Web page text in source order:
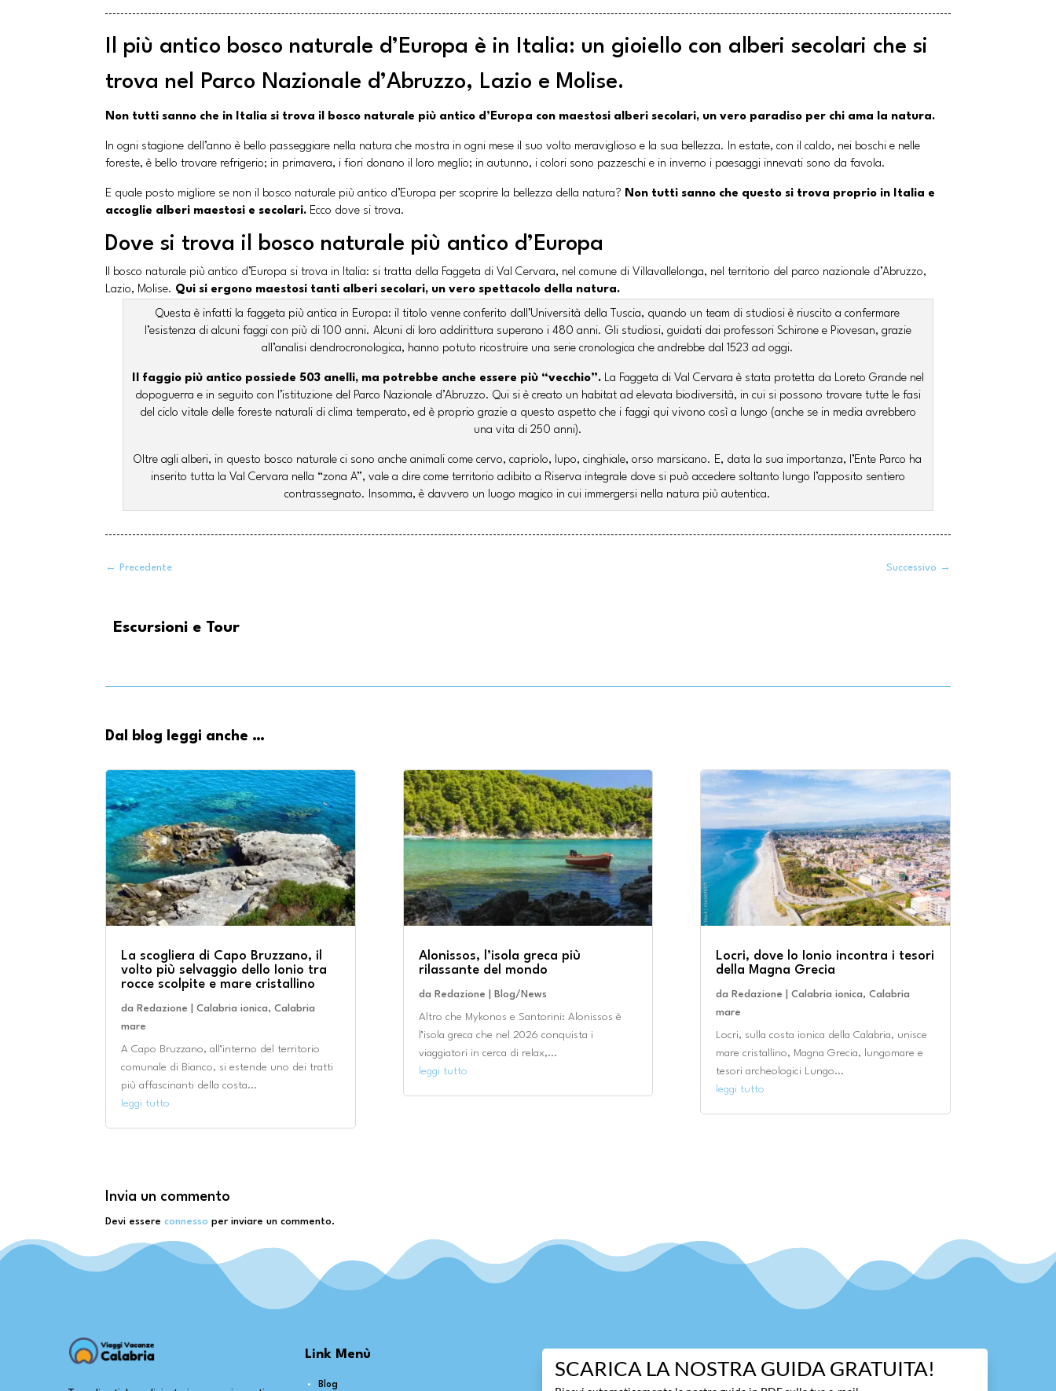
Il più antico bosco naturale d’Europa è in Italia: un gioiello con alberi secolari che si
trova nel Parco Nazionale d’Abruzzo, Lazio e Molise.
Non tutti sanno che in Italia si trova il bosco naturale più antico d’Europa con maestosi alberi secolari, un vero paradiso per chi ama la natura.
In ogni stagione dell’anno è bello passeggiare nella natura che mostra in ogni mese il suo volto meraviglioso e la sua bellezza. In estate, con il caldo, nei boschi e nelle
foreste, è bello trovare refrigerio; in primavera, i fiori donano il loro meglio; in autunno, i colori sono pazzeschi e in inverno i paesaggi innevati sono da favola.
E quale posto migliore se non il bosco naturale più antico d’Europa per scoprire la bellezza della natura? Non tutti sanno che questo si trova proprio in Italia e
accoglie alberi maestosi e secolari. Ecco dove si trova.
Dove si trova il bosco naturale più antico d’Europa
Il bosco naturale più antico d’Europa si trova in Italia: si tratta della Faggeta di Val Cervara, nel comune di Villavallelonga, nel territorio del parco nazionale d’Abruzzo,
Lazio, Molise. Qui si ergono maestosi tanti alberi secolari, un vero spettacolo della natura.
Questa è infatti la faggeta più antica in Europa: il titolo venne conferito dall’Università della Tuscia, quando un team di studiosi è riuscito a confermare
l’esistenza di alcuni faggi con più di 100 anni. Alcuni di loro addirittura superano i 480 anni. Gli studiosi, guidati dai professori Schirone e Piovesan, grazie
all’analisi dendrocronologica, hanno potuto ricostruire una serie cronologica che andrebbe dal 1523 ad oggi.
Il faggio più antico possiede 503 anelli, ma potrebbe anche essere più “vecchio”.La Faggeta di Val Cervara è stata protetta da Loreto Grande nel
dopoguerra e in seguito con l’istituzione del Parco Nazionale d’Abruzzo. Qui si è creato un habitat ad elevata biodiversità, in cui si possono trovare tutte le fasi
del ciclo vitale delle foreste naturali di clima temperato, ed è proprio grazie a questo aspetto che i faggi qui vivono così a lungo (anche se in media avrebbero
una vita di 250 anni).
Oltre agli alberi, in questo bosco naturale ci sono anche animali come cervo, capriolo, lupo, cinghiale, orso marsicano. E, data la sua importanza, l’Ente Parco ha
inserito tutta la Val Cervara nella “zona A”, vale a dire come territorio adibito a Riserva integrale dove si può accedere soltanto lungo l’apposito sentiero
contrassegnato. Insomma, è davvero un luogo magico in cui immergersi nella natura più autentica.
← Precedente Successivo →
Escursioni e Tour
Dal blog leggi anche …
La scogliera di Capo Bruzzano, il
volto più selvaggio dello Ionio tra
rocce scolpite e mare cristallino
da Redazione |Calabria ionica,Calabria
mare
A Capo Bruzzano, all’interno del territorio
comunale di Bianco, si estende uno dei tratti
più affascinanti della costa...
leggi tutto
Alonissos, l’isola greca più
rilassante del mondo
da Redazione Blog/News
Altro che Mykonos e Santorini: Alonissos è
l’isola greca che nel 2026 conquista i
viaggiatori in cerca di relax,...
leggi tutto
Locri, dove lo Ionio incontra i tesori
della Magna Grecia
da Redazione Calabria ionica, Calabria
mare
Locri, sulla costa ionica della Calabria, unisce
mare cristallino, Magna Grecia, lungomare e
tesori archeologici Lungo...
leggi tutto
Invia un commento
Devi essereconnesso per inviare un commento.
Link Menù
Blog
SCARICA LA NOSTRA GUIDA GRATUITA!